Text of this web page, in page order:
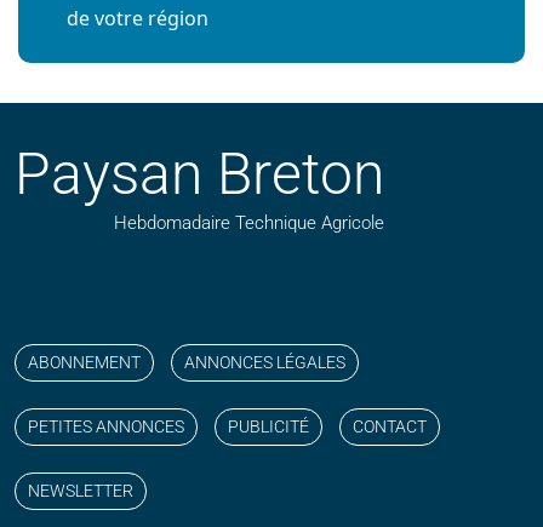
de votre région
Paysan Breton
Hebdomadaire Technique Agricole
ABONNEMENT ANNONCES LÉGALES
PETITES ANNONCES PUBLICITÉ CONTACT
NEWSLETTER